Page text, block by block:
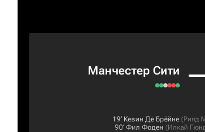
Манчестер Сити
19‎’‎ Кевин Де Брёйне (Рияд
90‎’‎ Фил Фоден (Илкай